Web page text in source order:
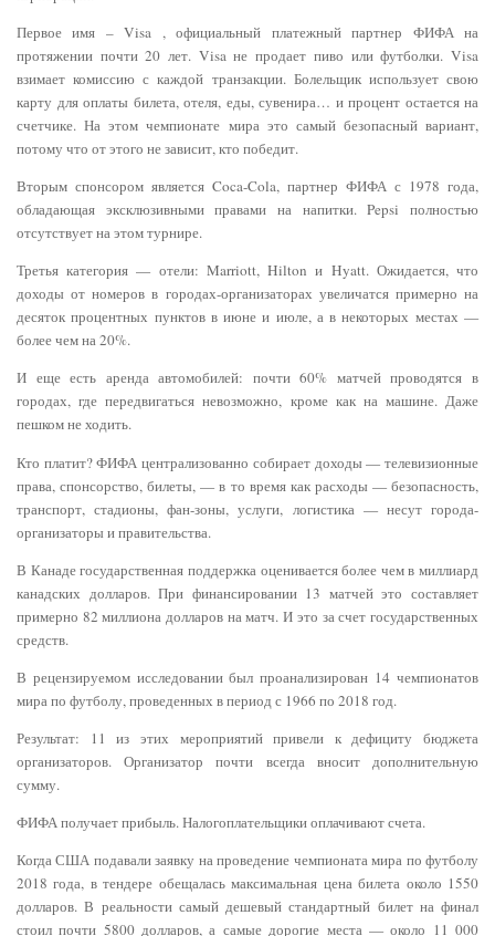
Первое имя – Visa , официальный платежный партнер ФИФА на
протяжении почти 20 лет. Visa не продает пиво или футболки. Visa
взимает комиссию с каждой транзакции. Болельщик использует свою
карту для оплаты билета, отеля, еды, сувенира… и процент остается на
счетчике. На этом чемпионате мира это самый безопасный вариант,
потому что от этого не зависит, кто победит.
Вторым спонсором является Coca-Cola, партнер ФИФА с 1978 года,
обладающая эксклюзивными правами на напитки. Pepsi полностью
отсутствует на этом турнире.
Третья категория — отели: Marriott, Hilton и Hyatt. Ожидается, что
доходы от номеров в городах-организаторах увеличатся примерно на
десяток процентных пунктов в июне и июле, а в некоторых местах —
более чем на 20%.
И еще есть аренда автомобилей: почти 60% матчей проводятся в
городах, где передвигаться невозможно, кроме как на машине. Даже
пешком не ходить.
Кто платит? ФИФА централизованно собирает доходы — телевизионные
права, спонсорство, билеты, — в то время как расходы — безопасность,
транспорт, стадионы, фан-зоны, услуги, логистика — несут города-
организаторы и правительства.
В Канаде государственная поддержка оценивается более чем в миллиард
канадских долларов. При финансировании 13 матчей это составляет
примерно 82 миллиона долларов на матч. И это за счет государственных
средств.
В рецензируемом исследовании был проанализирован 14 чемпионатов
мира по футболу, проведенных в период с 1966 по 2018 год.
Результат: 11 из этих мероприятий привели к дефициту бюджета
организаторов. Организатор почти всегда вносит дополнительную
сумму.
ФИФА получает прибыль. Налогоплательщики оплачивают счета.
Когда США подавали заявку на проведение чемпионата мира по футболу
2018 года, в тендере обещалась максимальная цена билета около 1550
долларов. В реальности самый дешевый стандартный билет на финал
стоил почти 5800 долларов, а самые дорогие места — около 11 000